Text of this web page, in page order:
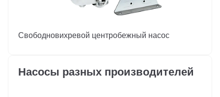
Свободновихревой центробежный насос
Насосы разных производителей